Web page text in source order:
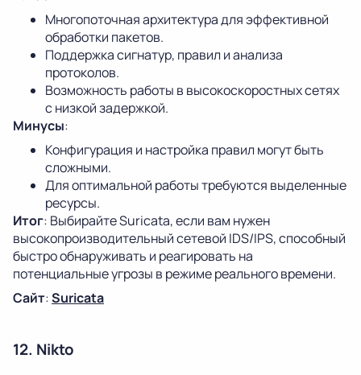
Многопоточная архитектура для эффективной
обработки пакетов.
Поддержка сигнатур, правил и анализа
протоколов.
Возможность работы в высокоскоростных сетях
с низкой задержкой.
Минусы:
Конфигурация и настройка правил могут быть
сложными.
Для оптимальной работы требуются выделенные
ресурсы.
Итог: Выбирайте Suricata, если вам нужен
высокопроизводительный сетевой IDS/IPS, способный
быстро обнаруживать и реагировать на
потенциальные угрозы в режиме реального времени.
Сайт:Suricata
12. Nikto